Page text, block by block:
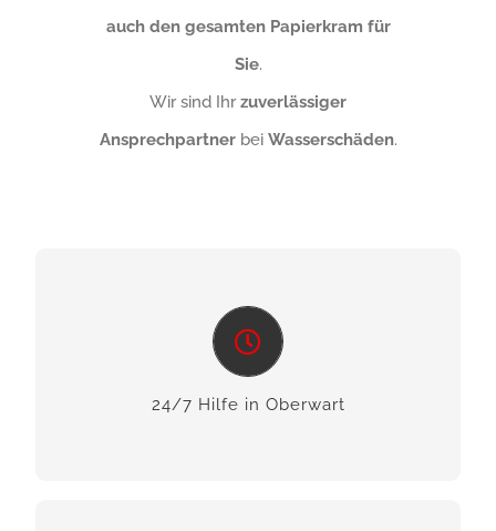
auch den gesamten Papierkram für
Sie.
Wir sind Ihrzuverlässiger
Ansprechpartnerbei Wasserschäden.
24/7 Hilfe in Oberwart
24/7 Hilfe im Burgenland
Wir bieten Ihnen zuverlässige Soforthilfe bei